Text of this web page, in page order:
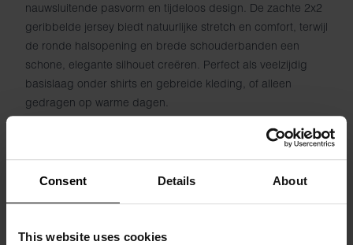
Consent Details About
This website uses cookies
nauwsluitende pasvorm en tijdeloos design. De zachte 2x2
geribbelde jersey biedt natuurlijke stretch en comfort, terwijl
de ronde halsopening en brede schouderbanden een
schone, elegante silhouet creëren. Perfect als veelzijdig
basislaag onder shirts en gebreide kleding, of alleen
gedragen op warme dagen.
Nauwsluitende pasvorm met flexibele 2x2 geribbelde jersey
Brede, ondersteunende schouderbanden
Biologisch katoen met natuurlijke elasticiteit
Materiaal: 95% biologisch katoen, 5% elastaan – 190 GSM